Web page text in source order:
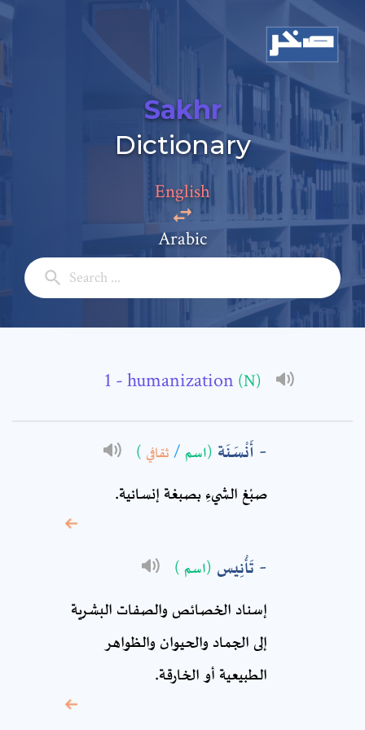
Sakhr
Dictionary
English
Arabic
- humanization (N)
أَنْسَنَة (اسم / ثقافي )
صبْغ الشيءِ بصبغة إنسانية.
تَأْنِيس (اسم )
إسناد الخصائص والصفات البشرية
إلى الجماد والحيوان والظواهر
الطبيعية أو الخارقة.
Add a comment
Email: *
Full Name: *
Subject: *
Comment: *
* sign, it means are
required fields